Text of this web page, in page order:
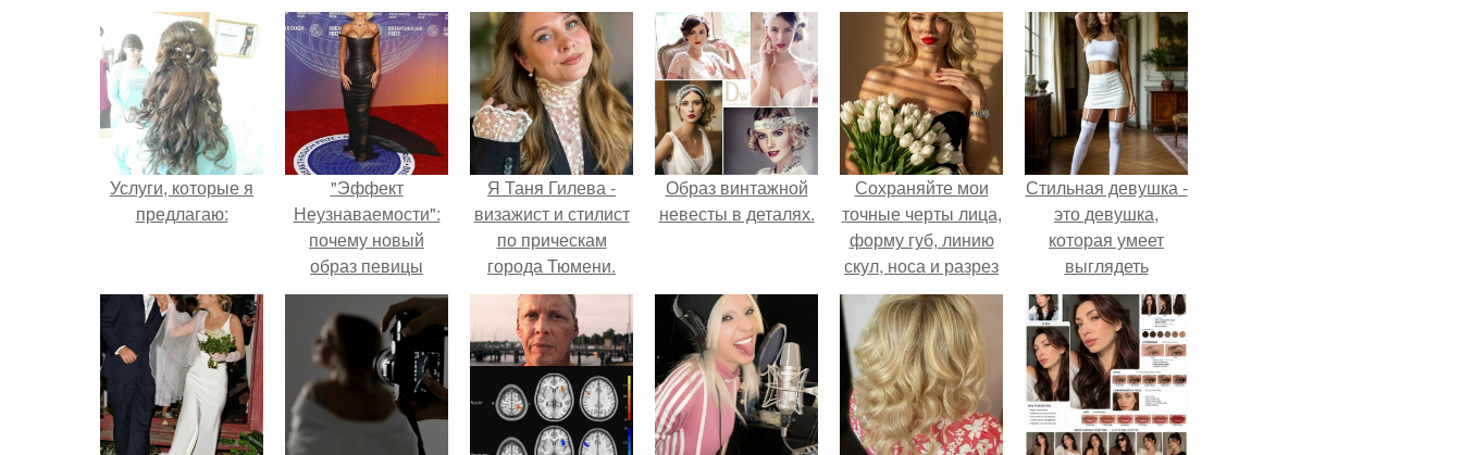
Услуги, которые я
предлагаю:
"Эффект
Неузнаваемости":
почему новый
образ певицы
вызвал споры о
гранях
возможного?
Я Таня Гилева -
визажист и стилист
по прическам
города Тюмени.
Образ винтажной
невесты в деталях.
Сохраняйте мои
точные черты лица,
форму губ, линию
скул, носа и разрез
глаз.
Стильная девушка -
это девушка,
которая умеет
выглядеть
привлекательно и
элегантно в любои
ситуации.